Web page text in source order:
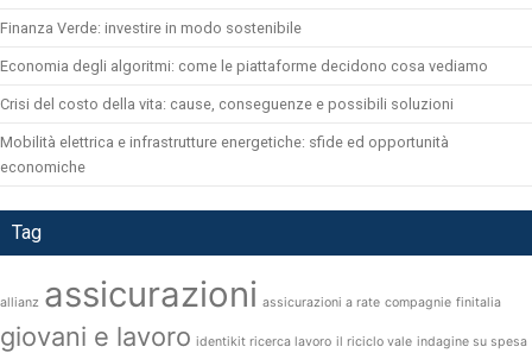
Finanza Verde: investire in modo sostenibile
Economia degli algoritmi: come le piattaforme decidono cosa vediamo
Crisi del costo della vita: cause, conseguenze e possibili soluzioni
Mobilità elettrica e infrastrutture energetiche: sfide ed opportunità
economiche
Tag
allianz assicurazioni assicurazioni a rate compagnie finitalia
giovani e lavoro identikit ricerca lavoro il riciclo vale indagine su spesa